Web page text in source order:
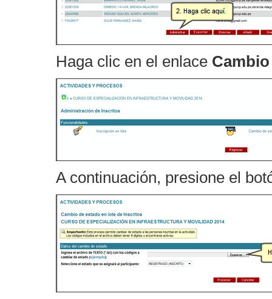
Haga clic en el enlace
A continuación, presione el